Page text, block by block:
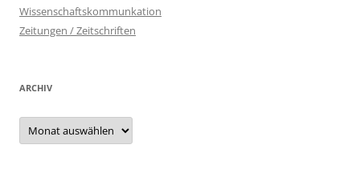
Wissenschaftskommunkation
Zeitungen / Zeitschriften
ARCHIV
Archiv